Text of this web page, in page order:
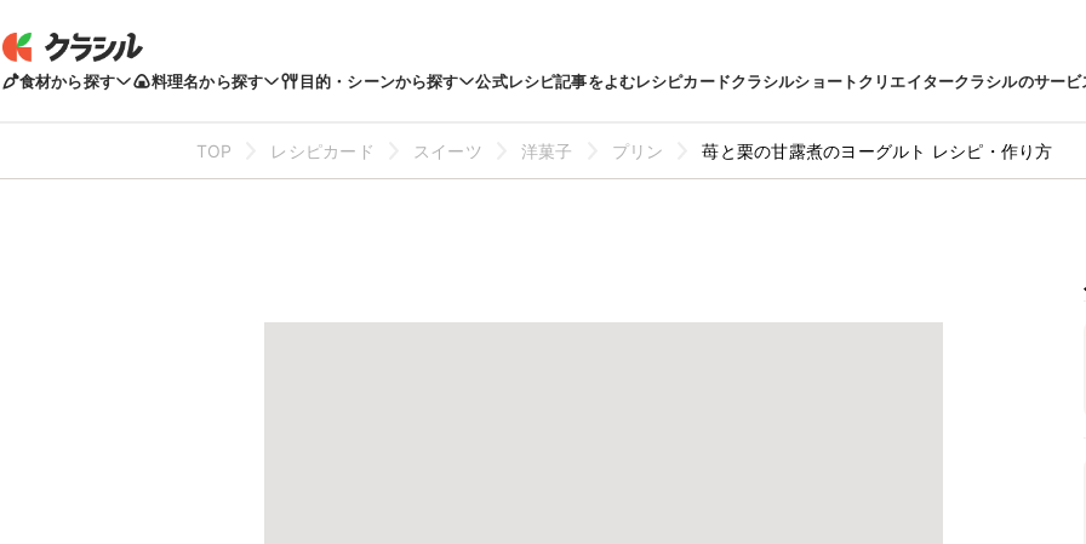
食材から探す 料理名から探す 目的・シーンから探す 公式レシピ記事をよむレシピカードクラシルショートクリエイタークラシルのサービ
TOP レシピカード スイーツ 洋菓子 プリン 苺と栗の甘露煮のヨーグルト レシピ・作り方